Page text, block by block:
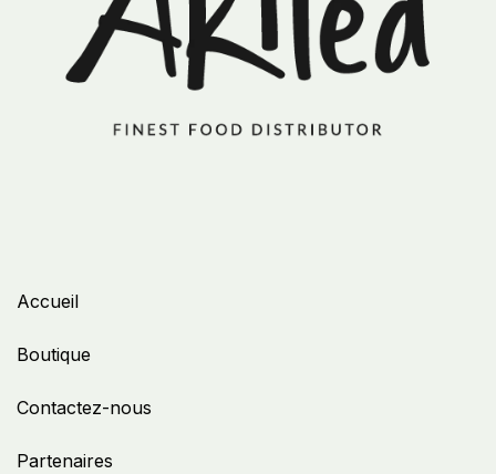
Accueil
Boutique
Contactez-nous
Partenaires